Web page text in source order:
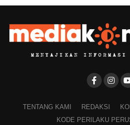
TENTANG KAMI REDAKSI
KODE PERILAKU